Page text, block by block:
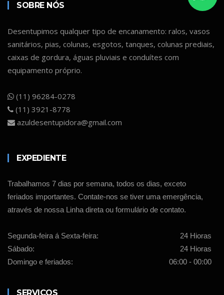
SOBRE NÓS
Desentupimos qualquer tipo de encanamento: ralos, vasos
sanitários, pias, colunas, esgotos, tanques, colunas prediais,
caixas de gordura, águas pluviais e conduítes com
equipamento próprio.
(11) 96284-0278
(11) 3921-8778
azuldesentupidora@gmail.com
EXPEDIENTE
Trabalhamos 7 dias por semana, todos os dias, exceto
feriados importantes. Contate-nos se tiver uma emergência,
através de nossa Linha direta ou formulário de contato.
Segunda-feira á Sexta-feira:
24 Hioras
Sábado:
24 Hioras
Domingo e feriados:
06:00 - 00:00
SERVIÇOS